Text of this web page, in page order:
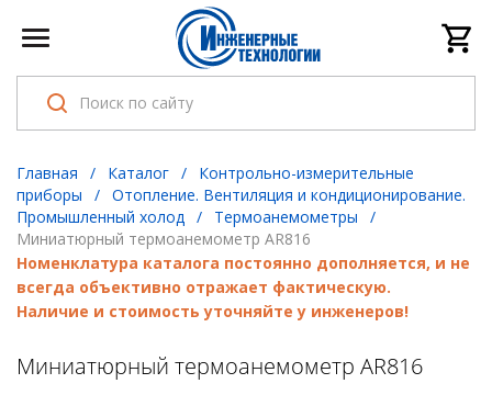
Главная / Каталог /
Контрольно-измерительные
приборы
/ Отопление. Вентиляция и кондиционирование.
Промышленный холод / Термоанемометры
/
Миниатюрный термоанемометр AR816
Номенклатура каталога постоянно дополняется, и не
всегда объективно отражает фактическую.
Наличие и стоимость уточняйте у инженеров!
Миниатюрный термоанемометр AR816